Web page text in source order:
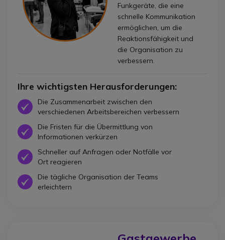
Funkgeräte, die eine
schnelle Kommunikation
ermöglichen, um die
Reaktionsfähigkeit und
die Organisation zu
verbessern.
Ihre wichtigsten Herausforderungen:
Icon Die Zusammenarbeit zwischen den
verschiedenen Arbeitsbereichen verbessern
Icon Die Fristen für die Übermittlung von
Informationen verkürzen
Icon Schneller auf Anfragen oder Notfälle vor
Ort reagieren
Icon Die tägliche Organisation der Teams
erleichtern